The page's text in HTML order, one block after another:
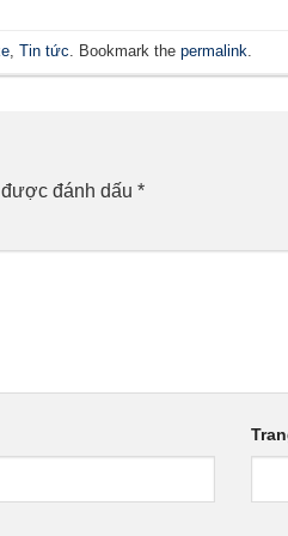
, Tin tức . Bookmark the permalink
đánh dấu *